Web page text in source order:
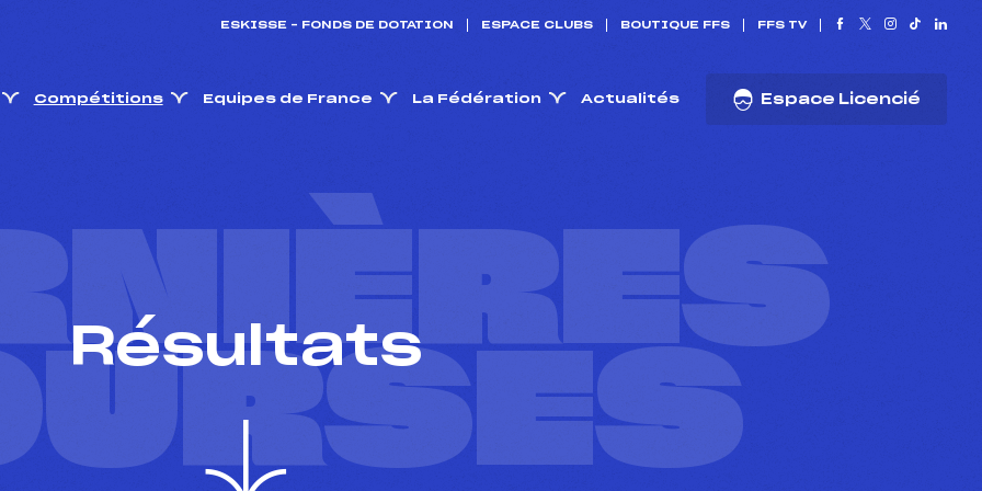
ESKISSE – FONDS DE DOTATION ESPACE CLUBS BOUTIQUE FFS FFS TV
Compétitions Equipes de France La Fédération Actualités Espace Licencié
Résultats